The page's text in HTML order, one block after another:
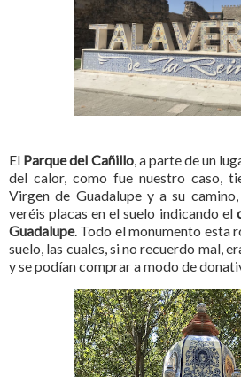
El Parque del Cañillo, a parte de un
del calor, como fue nuestro caso,
Virgen de Guadalupe y a su
veréis placas en el suelo indicando el
Guadalupe. Todo el monumento esta
suelo, las cuales, si no recuerdo mal,
y se podían comprar a modo de